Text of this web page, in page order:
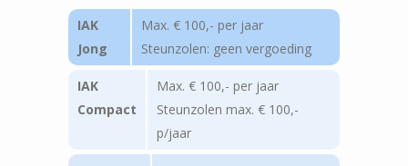
IAK
Jong
Max. € 100,- per jaar
Steunzolen: geen vergoeding
IAK
Compact
Max. € 100,- per jaar
Steunzolen max. € 100,-
p/jaar